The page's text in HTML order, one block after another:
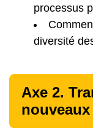
processus
diversité
Axe 2.
nouveaux